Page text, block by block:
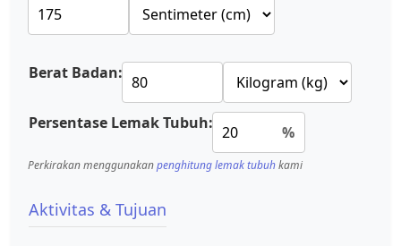
Berat Badan:
Persentase Lemak Tubuh: %
Perkirakan menggunakanpenghitung lemak tubuhkami
Aktivitas & Tujuan